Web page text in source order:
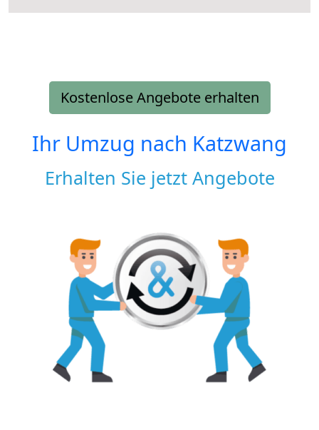
Kostenlose Angebote erhalten
Ihr Umzug nach Katzwang
Erhalten Sie jetzt Angebote